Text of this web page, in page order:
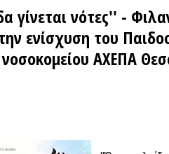
γίνεται νότες'' -
ενίσχυση του
ΑΧΕΠΑ